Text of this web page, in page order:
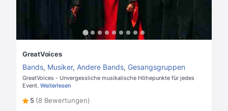
GreatVoices
Bands, Musiker, Andere Bands, Gesangsgruppen
GreatVoices - Unvergessliche musikalische Höhepunkte für jedes
Event. Weiterlesen
5 (8 Bewertungen)